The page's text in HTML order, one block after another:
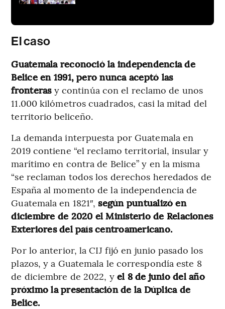
El caso
Guatemala reconoció la independencia de
Belice en 1991, pero nunca aceptó las
fronteras y continúa con el reclamo de unos
11.000 kilómetros cuadrados, casi la mitad del
territorio beliceño.
La demanda interpuesta por Guatemala en
2019 contiene “el reclamo territorial, insular y
marítimo en contra de Belice” y en la misma
“se reclaman todos los derechos heredados de
España al momento de la independencia de
Guatemala en 1821″,según puntualizó en
diciembre de 2020 el Ministerio de Relaciones
Exteriores del país centroamericano.
Por lo anterior, la CIJ fijó en junio pasado los
plazos, y a Guatemala le correspondía este 8
de diciembre de 2022, y el 8 de junio del año
próximo la presentación de la Dúplica de
Belice.